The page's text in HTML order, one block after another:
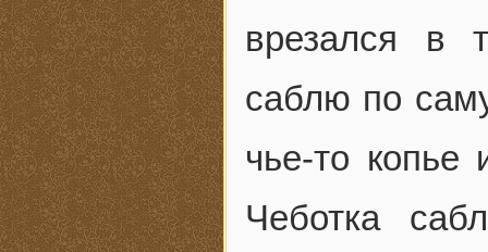
врезался в
саблю по
чье-то копье
Чеботка